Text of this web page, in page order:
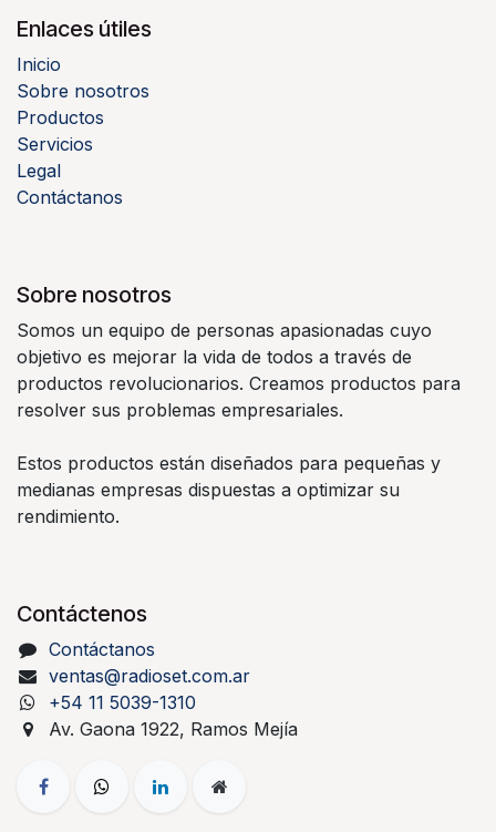
Enlaces útiles
Inicio
Sobre nosotros
Productos
Servicios
Legal
Contáctanos
Sobre nosotros
Somos un equipo de personas apasionadas cuyo
objetivo es mejorar la vida de todos a través de
productos revolucionarios. Creamos productos para
resolver sus problemas empresariales.
Estos productos están diseñados para pequeñas y
medianas empresas dispuestas a optimizar su
rendimiento.
Contáctenos
Contáctanos
ventas@radioset.com.ar
+54 11 5039-1310
Av. Gaona 1922, Ramos Mejía